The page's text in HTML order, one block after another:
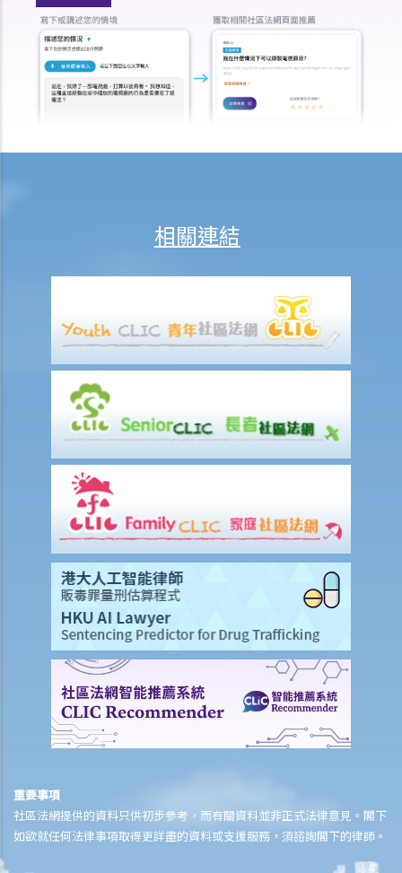
1. 如果我在國外和同性結婚，然後又在香港嫁給別人，算不算重婚？
2. 在離婚呈請中，其中一方已被法庭命令為另一方支付附屬濟助。如果
支付方後來發現接受方在結婚時已在內地和其他人合法結婚，支付方是
否可以(a)根據新證據撤銷判決，(b)請求法庭宣告婚姻因重婚而無效，以
I. 同居
C. 保障同居伴侶免受暴力對待
2. 我的伴侶是香港居民，而我不是香港居民。我們一起生活了一年，但
3. 如果我在與伴侶同居時對其居所或所在社區造成損毀，我是否需要承
擔任何責任？
J. 變性人的婚姻
1. 我在香港合法結婚。如果後來我的配偶變性，我的婚姻還有效嗎？
K. 同性婚姻／公民伙伴關係
1. 於海外結婚的同性伴侶在香港享有的權益及福利
2. 同性伴侶需要回到他們結婚的國家才能離婚嗎？他們是否需要向香港
政府更新婚姻狀況為離婚？
L. 假結婚
1. 假結婚可以被起訴那些刑事罪行以及刑罰是甚麼？
2. 如何證明一段婚姻是假結婚？
3. 如果我涉及假結婚，這是否自動意味著婚姻為無效？
M. 婚姻狀況記錄
N. 常見問題
2. 我的妻子是澳洲人。我想她來香港與我同住。我要怎樣做？
3. 我幾年前在內地結婚，但後來丈夫離開了我，不知所蹤。我現在想在
香港再結婚了，我有可能干犯重婚罪嗎？
相關連結
重要事項
社區法網提供的資料只供初步參考，而有關資料並非正式法律意見。閣下
如欲就任何法律事項取得更詳盡的資料或支援服務，須諮詢閣下的律師。